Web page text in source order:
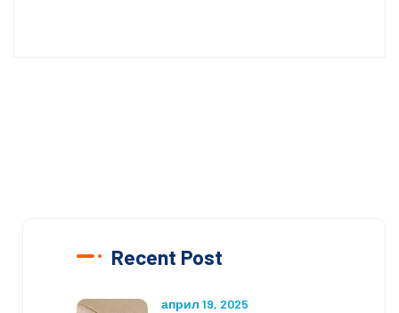
Recent Post
април 19, 2025